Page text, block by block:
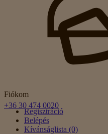
Fiókom
Regisztráció
Belépés
Kívánságlista (0)
+36 30 474 0020